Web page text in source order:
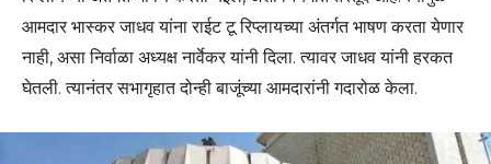
आमदार भास्कर जाधव यांना राईट टू रिप्लायच्या अंतर्गत भाषण करता येणार
नाही, असा निर्वाळा अध्यक्ष नार्वेकर यांनी दिला. त्यावर जाधव यांनी हरकत
घेतली. त्यानंतर सभागृहात दोन्ही बाजूंच्या आमदारांनी गदारोळ केला.